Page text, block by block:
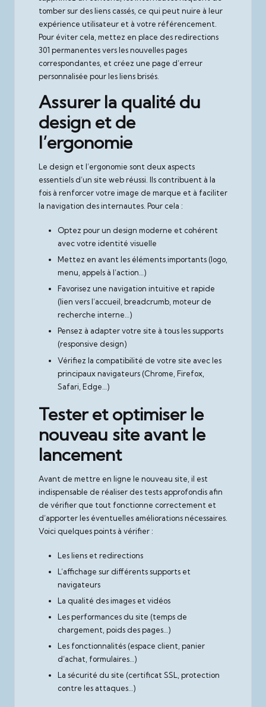
tomber sur des liens cassés, ce qui peut nuire à leur
expérience utilisateur et à votre référencement.
Pour éviter cela, mettez en place des redirections
301 permanentes vers les nouvelles pages
correspondantes, et créez une page d’erreur
personnalisée pour les liens brisés.
Assurer la qualité du
design et de
l’ergonomie
Le design et l’ergonomie sont deux aspects
essentiels d’un site web réussi. Ils contribuent à la
fois à renforcer votre image de marque et à faciliter
la navigation des internautes. Pour cela :
Optez pour un design moderne et cohérent
avec votre identité visuelle
Mettez en avant les éléments importants (logo,
menu, appels à l’action…)
Favorisez une navigation intuitive et rapide
(lien vers l’accueil, breadcrumb, moteur de
recherche interne…)
Pensez à adapter votre site à tous les supports
(responsive design)
Vérifiez la compatibilité de votre site avec les
principaux navigateurs (Chrome, Firefox,
Safari, Edge…)
Tester et optimiser le
nouveau site avant le
lancement
Avant de mettre en ligne le nouveau site, il est
indispensable de réaliser des tests approfondis afin
de vérifier que tout fonctionne correctement et
d’apporter les éventuelles améliorations nécessaires.
Voici quelques points à vérifier :
Les liens et redirections
L’affichage sur différents supports et
navigateurs
La qualité des images et vidéos
Les performances du site (temps de
chargement, poids des pages…)
Les fonctionnalités (espace client, panier
d’achat, formulaires…)
La sécurité du site (certificat SSL, protection
contre les attaques…)